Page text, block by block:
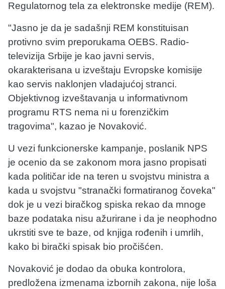
Regulatornog tela za elektronske medije (REM).
"Jasno je da je sadašnji REM konstituisan
protivno svim preporukama OEBS. Radio-
televizija Srbije je kao javni servis,
okarakterisana u izveštaju Evropske komisije
kao servis naklonjen vladajućoj stranci.
Objektivnog izveštavanja u informativnom
programu RTS nema ni u forenzičkim
tragovima", kazao je Novaković.
U vezi funkcionerske kampanje, poslanik NPS
je ocenio da se zakonom mora jasno propisati
kada političar ide na teren u svojstvu ministra a
kada u svojstvu "stranački formatiranog čoveka"
dok je u vezi biračkog spiska rekao da mnoge
baze podataka nisu ažurirane i da je neophodno
ukrstiti sve te baze, od knjiga rođenih i umrlih,
kako bi birački spisak bio pročišćen.
Novaković je dodao da obuka kontrolora,
predložena izmenama izbornih zakona, nije loša